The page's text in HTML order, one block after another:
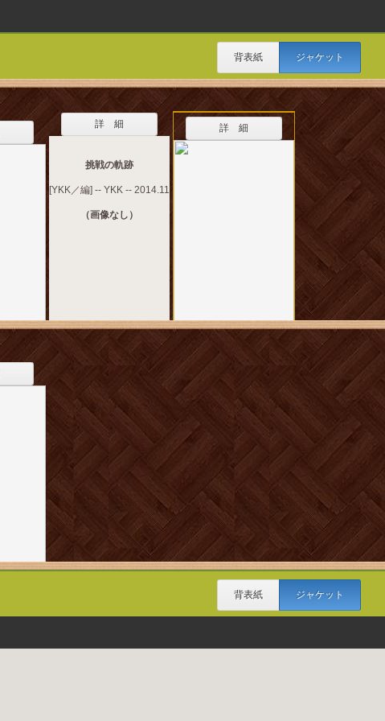
背表紙 ジャケット
詳 細
挑戦の軌跡
[YKK／編] -- YKK -- 2014.11
（画像なし）
詳 細
背表紙 ジャケット